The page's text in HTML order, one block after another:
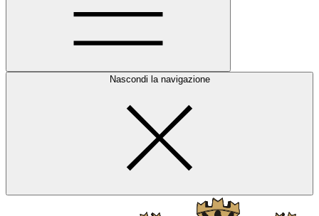
Nascondi la navigazione